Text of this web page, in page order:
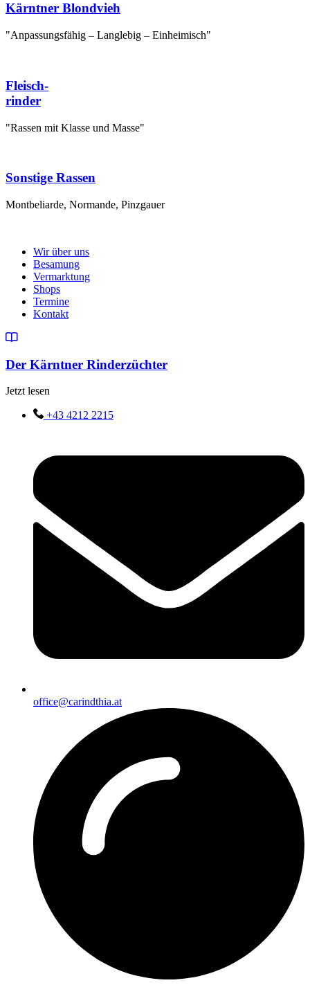
Kärntner Blondvieh
"Anpassungsfähig – Langlebig – Einheimisch"
Fleisch-
rinder
"Rassen mit Klasse und Masse"
Sonstige Rassen
Montbeliarde, Normande, Pinzgauer
Wir über uns
Besamung
Vermarktung
Shops
Termine
Kontakt
Der Kärntner Rinderzüchter
Jetzt lesen
+43 4212 2215
office@carindthia.at